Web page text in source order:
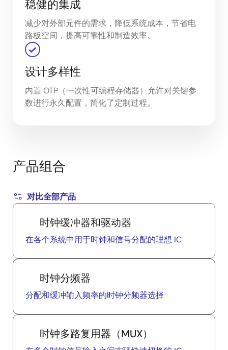
稳健的集成
减少对外部元件的需求，降低系统成本，节省电
路板空间，提高可靠性和制造效率。
设计多样性
内置 OTP（一次性可编程存储器）允许对关键参
数进行永久配置，简化了定制过程。
产品组合
对比全部产品
时钟缓冲器和驱动器
在各个系统中用于时钟和信号分配的理想 IC
时钟分频器
分配和缓冲输入频率的时钟分频器选择
时钟多路复用器（MUX）